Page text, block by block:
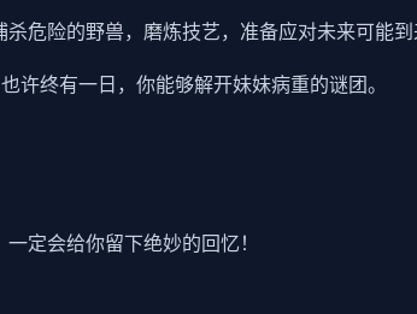
险的野兽，磨炼技艺，准备应对未来可能到
终有一日，你能够解开妹妹病重的谜团。
定会给你留下绝妙的回忆！